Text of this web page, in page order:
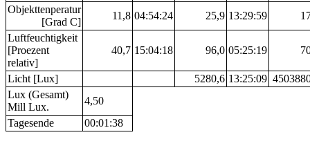
Objekttenperatur
[Grad C]
11,8 04:54:24 25,9 13:29:59
Luftfeuchtigkeit
[Proezent
relativ]
40,7 15:04:18 96,0 05:25:19
Licht [Lux] 5280,6 13:25:09
Lux (Gesamt)
Mill Lux.
4,50
Tagesende
00:01:38